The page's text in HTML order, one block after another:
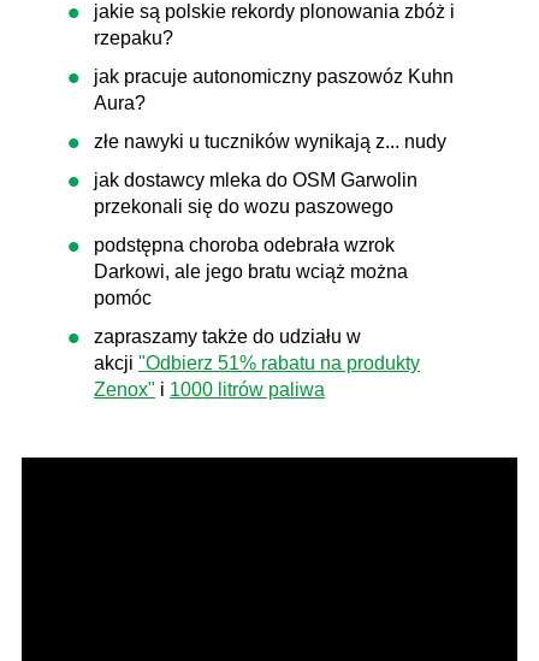
jakie są polskie rekordy plonowania zbóż i
rzepaku?
jak pracuje autonomiczny paszowóz Kuhn
Aura?
złe nawyki u tuczników wynikają z... nudy
jak dostawcy mleka do OSM Garwolin
przekonali się do wozu paszowego
podstępna choroba odebrała wzrok
Darkowi, ale jego bratu wciąż można
pomóc
zapraszamy także do udziału w
akcji "Odbierz 51% rabatu na produkty
Zenox" i 1000 litrów paliwa